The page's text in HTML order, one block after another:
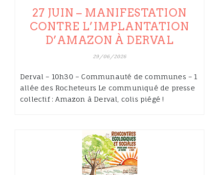
27 JUIN – MANIFESTATION
CONTRE L’IMPLANTATION
D’AMAZON À DERVAL
29/06/2026
Derval – 10h30 – Communauté de communes – 1
allée des Rocheteurs Le communiqué de presse
collectif : Amazon à Derval, colis piégé !